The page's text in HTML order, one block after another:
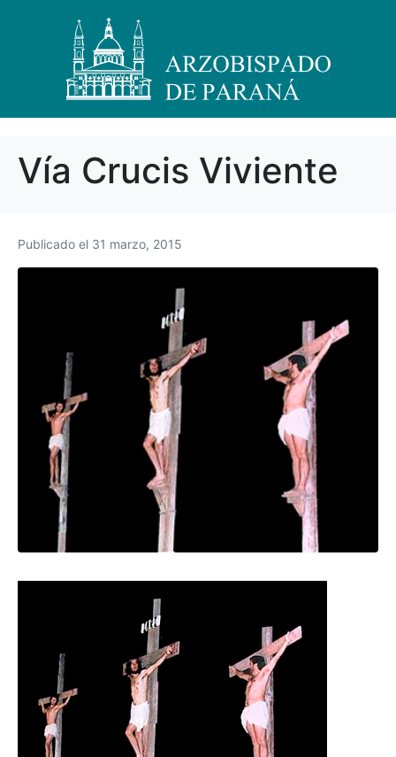
Vía Crucis Viviente
Publicado el 31 marzo, 2015